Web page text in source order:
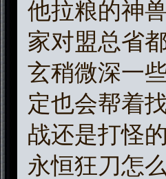
他拉粮的神
家对盟总省
玄稍微深一
定也会帮着
战还是打怪
永恒狂刀怎